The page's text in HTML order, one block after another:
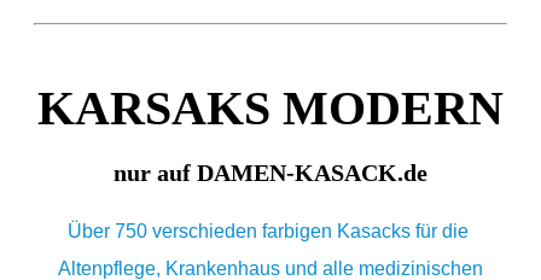
KARSAKS MODERN
nur auf DAMEN-KASACK.de
Über 750 verschieden farbigen Kasacks für die
Altenpflege, Krankenhaus und alle medizinischen